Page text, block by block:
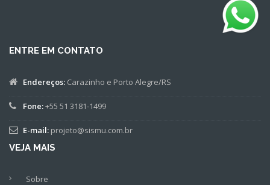
ENTRE EM CONTATO
Endereços: Carazinho e Porto Alegre/RS
Fone:+55 51 3181-1499
E-mail: projeto@sismu.com.br
VEJA MAIS
Sobre